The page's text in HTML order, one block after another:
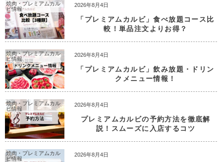
焼肉・プレミアムカル
ビ情報
2026年8月4日
「プレミアムカルビ」食べ放題コース比
較！単品注文よりお得？
焼肉・プレミアムカル
ビ情報
2026年8月4日
「プレミアムカルビ」飲み放題・ドリン
クメニュー情報！
焼肉・プレミアムカル
ビ情報
2026年8月4日
プレミアムカルビの予約方法を徹底解
説！スムーズに入店するコツ
焼肉・プレミアムカル
ビ情報
2026年8月4日